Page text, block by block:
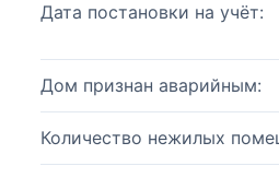
Дата постановки на учёт:
Дом признан аварийным:
Количество нежилых